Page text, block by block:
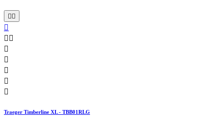
 

 





Traeger Timberline XL - TBB01RLG